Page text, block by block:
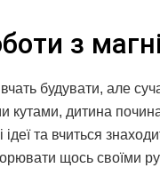
з
будувати, але
кутами, дитина
ідеї та вчиться
щось своїми